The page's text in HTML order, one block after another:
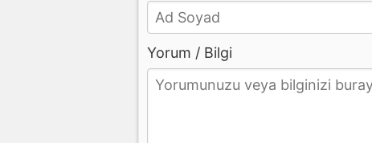
Yorum / Bilgi